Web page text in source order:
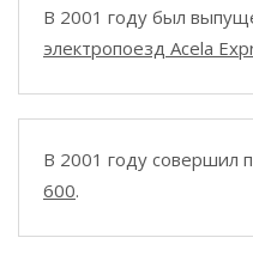
В 2001 году был
электропоезд Acela
В 2001 году совершил
600.